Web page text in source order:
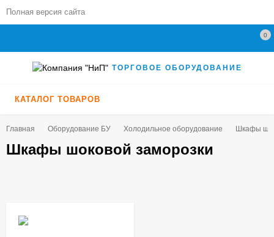
Полная версия сайта
0
ТОРГОВОЕ ОБОРУДОВАНИЕ
КАТАЛОГ ТОВАРОВ
Главная Оборудование БУ Холодильное оборудование Шкафы
Шкафы шоковой заморозки